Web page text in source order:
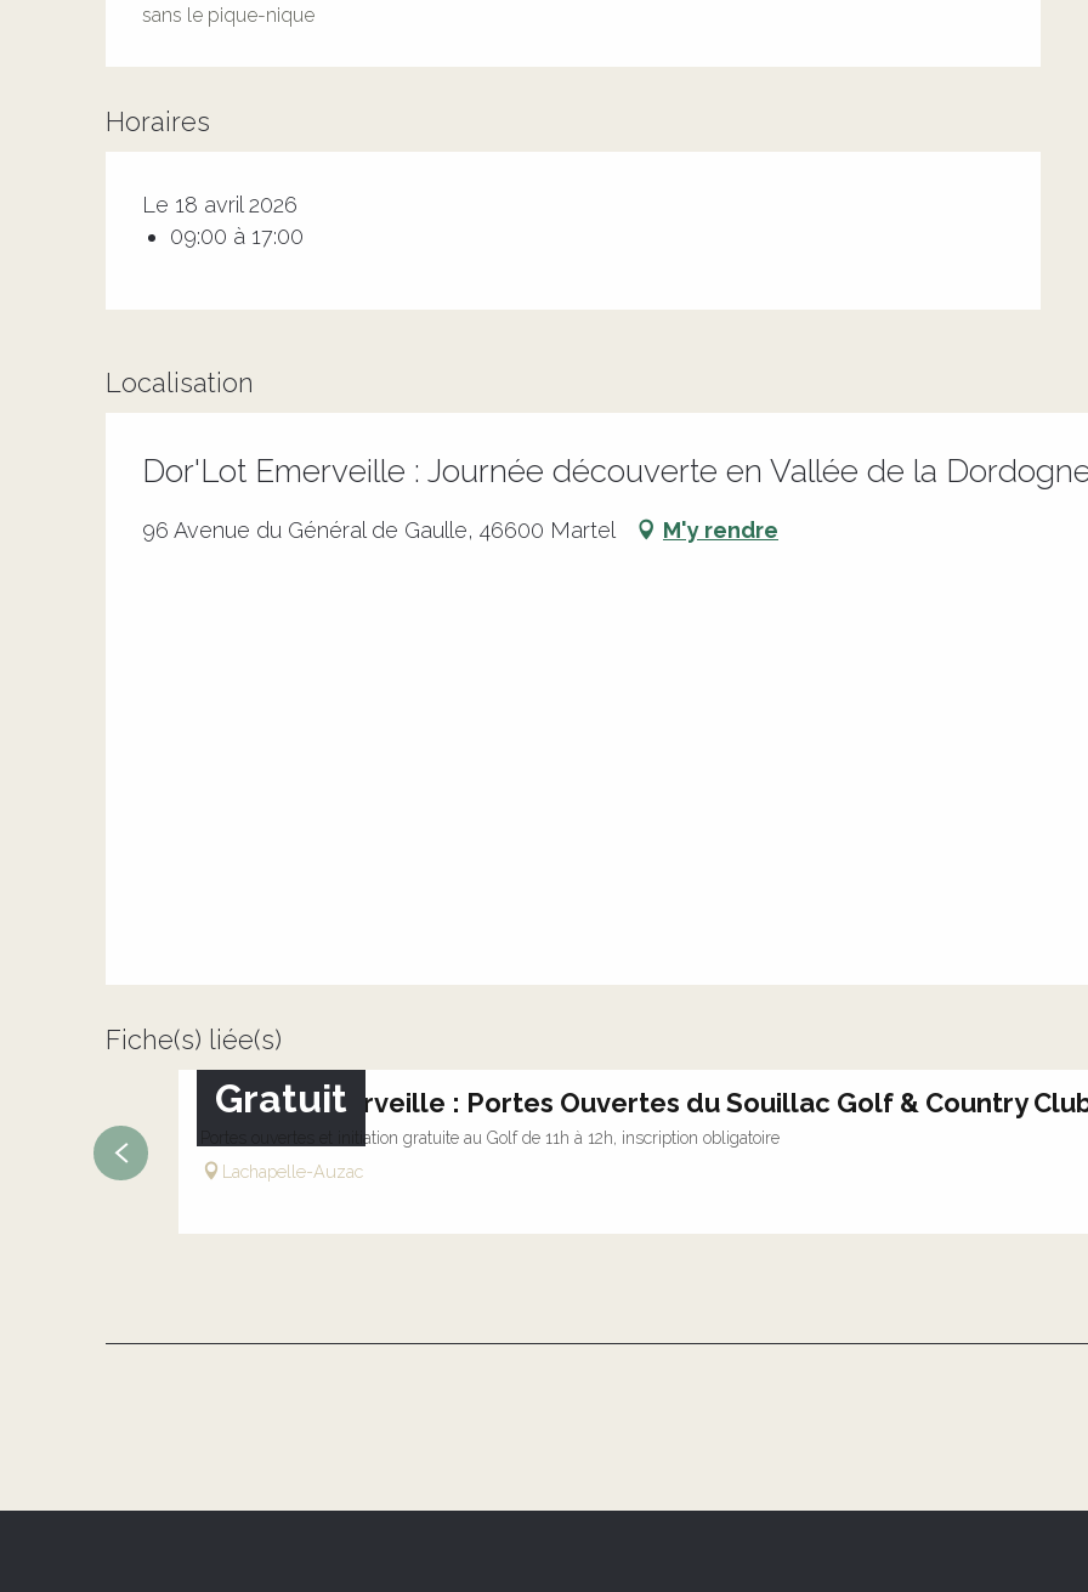
sans le pique-nique
Horaires
Le 18 avril 2026
09:00 à 17:00
Localisation
Dor'Lot Emerveille : Journée découverte en Vallée de la
96 Avenue du Général de Gaulle, 46600 Martel M'y rendre
Fiche(s) liée(s)
Gratuit
Dor'Lot Emerveille : Portes Ouvertes du Souillac Golf & Country
Portes ouvertes et initiation gratuite au Golf de 11h à 12h, inscription obligatoire
Lachapelle-Auzac